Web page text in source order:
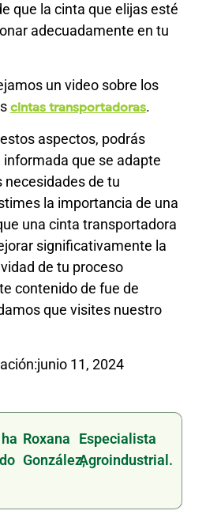
que la cinta que elijas esté
adecuadamente en tu
un video sobre los
cintas transportadoras.
aspectos, podrás
que se adapte
de tu
la importancia de una
una cinta transportadora
significativamente la
de tu proceso
contenido de fue de
que visites nuestro
junio 11, 2024
Roxana
González,
Especialista
Agroindustrial.